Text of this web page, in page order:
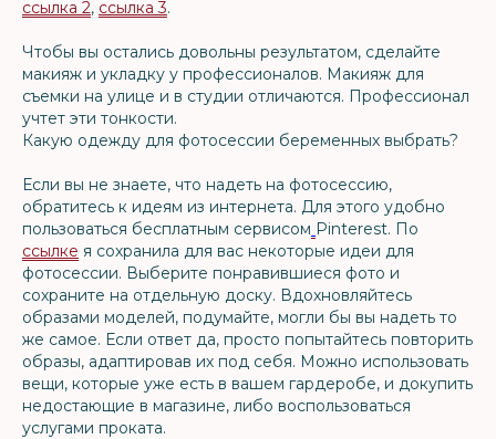
ссылка 2, ссылка 3.
Чтобы вы остались довольны результатом, сделайте
макияж и укладку у профессионалов. Макияж для
съемки на улице и в студии отличаются. Профессионал
учтет эти тонкости.
Какую одежду для фотосессии беременных выбрать?
Если вы не знаете, что надеть на фотосессию,
обратитесь к идеям из интернета. Для этого удобно
пользоваться бесплатным сервисом Pinterest. По
ссылке я сохранила для вас некоторые идеи для
фотосессии. Выберите понравившиеся фото и
сохраните на отдельную доску. Вдохновляйтесь
образами моделей, подумайте, могли бы вы надеть то
же самое. Если ответ да, просто попытайтесь повторить
образы, адаптировав их под себя. Можно использовать
вещи, которые уже есть в вашем гардеробе, и докупить
недостающие в магазине, либо воспользоваться
услугами проката.